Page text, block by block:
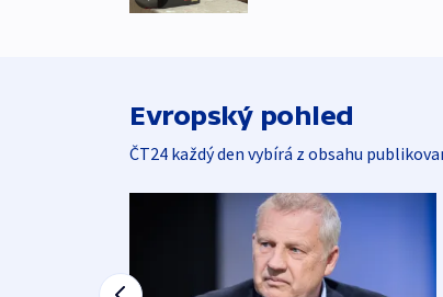
Evropský pohled
ČT24 každý den vybírá z obsahu